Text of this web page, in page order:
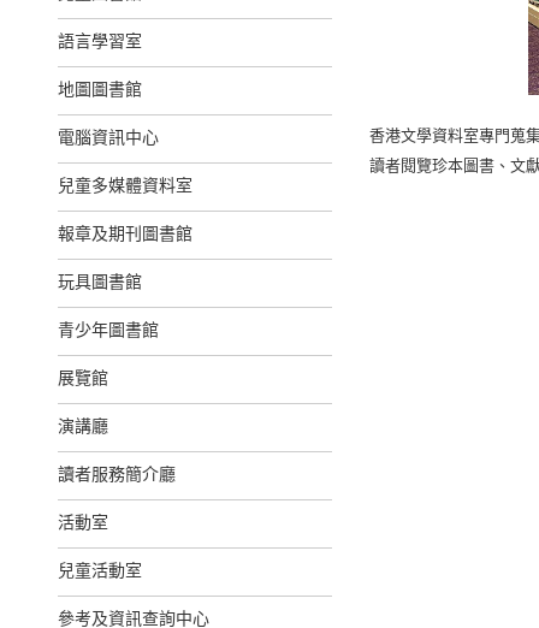
語言學習室
地圖圖書館
電腦資訊中心
兒童多媒體資料室
報章及期刊圖書館
玩具圖書館
青少年圖書館
展覽館
演講廳
讀者服務簡介廳
活動室
兒童活動室
參考及資訊查詢中心
香港文學資料室專門蒐
讀者閱覽珍本圖書、文